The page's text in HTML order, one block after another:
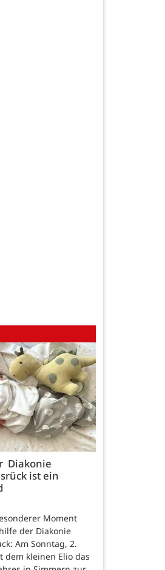
Diakonie
ist ein
Moment
der Diakonie
Am Sonntag, 2.
dem kleinen Elio das